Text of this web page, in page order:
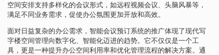
空间安排支持多样化的会议形式，如远程视频会议、头脑风暴等，
满足不同业务需求，促使办公氛围更加开放和高效。
面对日益复杂的办公需求，智能会议预订系统的推广体现了现代写
字楼空间管理向数字化、智能化迈进的趋势。它不仅仅是一个工
具，更是一种提升办公空间利用率和优化管理流程的解决方案。通